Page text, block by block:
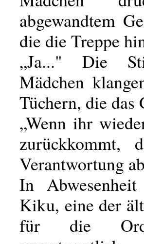
abgewandtem
die die Treppe
„Ja..." Die
Mädchen
Tüchern, die das
„Wenn ihr
zurückkommt,
Verantwortung
In
Kiku, eine der
für die